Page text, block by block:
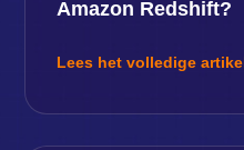
Amazon Redshift?
Lees het volledige